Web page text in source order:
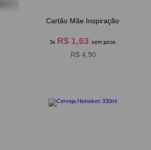
Cartão Mãe Inspiração
3x R$ 1,63 sem juros
R$ 4,90